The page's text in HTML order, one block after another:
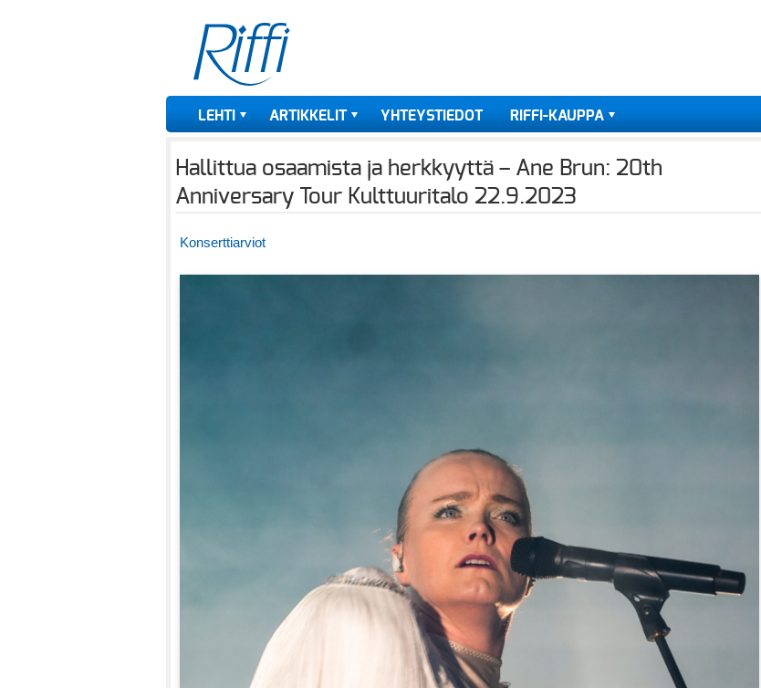
LEHTI ARTIKKELIT YHTEYSTIEDOT RIFFI-KAUPPA
Hallittua osaamista ja herkkyyttä – Ane Brun: 20th
Anniversary Tour Kulttuuritalo 22.9.2023
Konserttiarviot